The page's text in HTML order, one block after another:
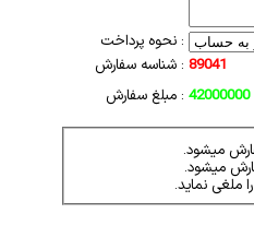
نحوه پرداخت :
شناسه سفارش : 89041
مبلغ سفارش : 42000000